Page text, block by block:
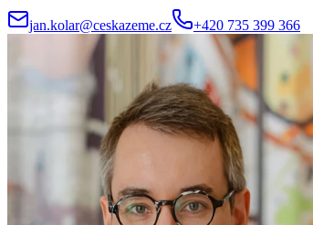
jan.kolar@ceskazeme.cz +420 735 399 366